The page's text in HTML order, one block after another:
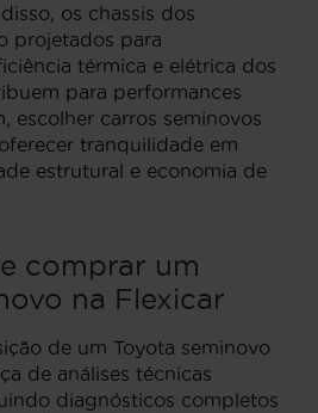
os chassis dos
projetados para
térmica e elétrica dos
para performances
escolher carros seminovos
tranquilidade em
estrutural e economia de
comprar um
na Flexicar
de um Toyota seminovo
de análises técnicas
diagnósticos completos